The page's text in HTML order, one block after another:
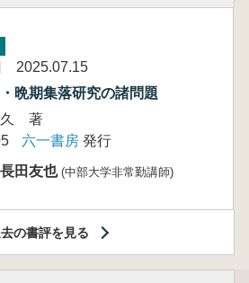
2025.07.15
晩期集落研究の諸問題
久 著
六一書房 発行
田友也 (中部大学非常勤講師)
の書評を見る